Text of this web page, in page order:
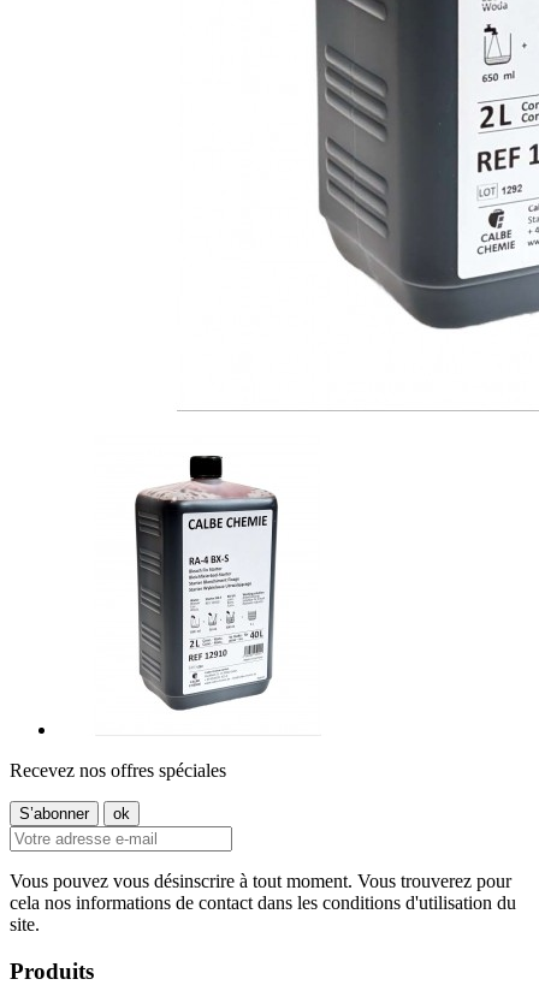
Recevez nos offres spéciales
Vous pouvez vous désinscrire à tout moment. Vous trouverez pour
cela nos informations de contact dans les conditions d'utilisation du
site.
Produits